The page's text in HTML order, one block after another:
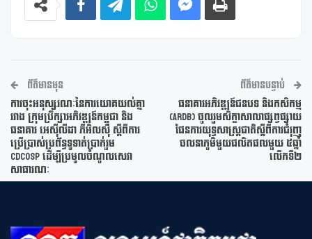
ព័ត៌មានមុន
ការចុះអនុស្សរណៈនៃការយោគយល់គ្នា
រវាង ក្រុមប្រឹក្សាអភិវឌ្ឍន៍កម្ពុជា និង
ធនាគារ អេស៊ីលីដា ភីអិលស៊ី ស្តីពីការ
ប្រើប្រាស់ប្រព័ន្ធទូទាត់ប្រាក់រួម
cdcOSP ដើម្បីប្រមូលចំណូលសេវា
សាធារណៈ
ព័ត៌មានបន្ទាប់
ធនាគារអភិវឌ្ឍន៍ជនបទ និងកសិកម្ម
(ARDB) ចូលរួមសិក្ខាសាលាផ្សព្វផ្សាយ
ផែនការយុទ្ធសាស្ត្រជាតិស្តីពីការជំរុញ
ចលនាភូមិមួយផលិតផលមួយ ៥ឆ្នាំ
លើកទី២